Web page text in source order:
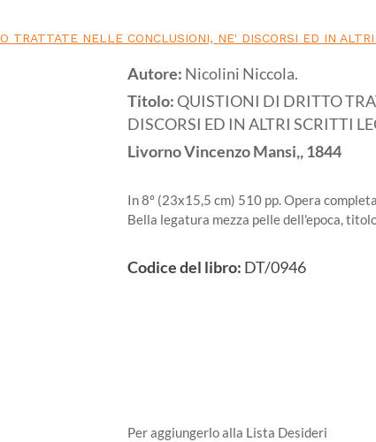
TRATTATE NELLE CONCLUSIONI, NE' DISCORSI ED IN
Autore: Nicolini Niccola.
Titolo:QUISTIONI DI DRITTO
DISCORSI ED IN ALTRI SCRITTI
LivornoVincenzo Mansi,,1844
In 8º (23x15,5 cm) 510 pp. Opera
Bella legatura mezza pelle dell'epoca,
Codice del libro: DT/0946
Per aggiungerlo alla Lista Desideri